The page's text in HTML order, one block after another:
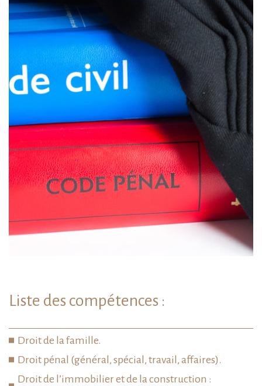
Liste des compétences :
Droit de la famille.
Droit pénal (général, spécial, travail, affaires) .
Droit de l’immobilier et de la construction :